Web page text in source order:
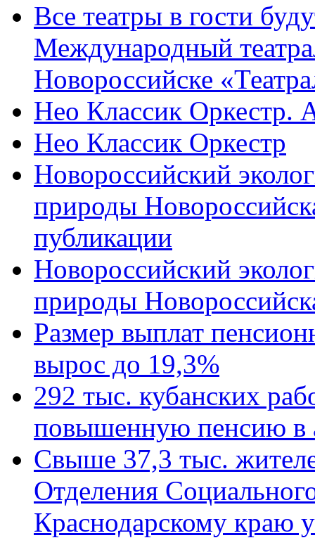
Все театры в гости
Международный
Новороссийске
Нео Классик Оркестр.
Нео Классик Оркестр
Новороссийский
природы
публикации
Новороссийский
природы
Размер выплат
вырос до 19,3%
292 тыс. кубанских
повышенную пенсию в
Свыше 37,3 тыс.
Отделения
Краснодарскому краю